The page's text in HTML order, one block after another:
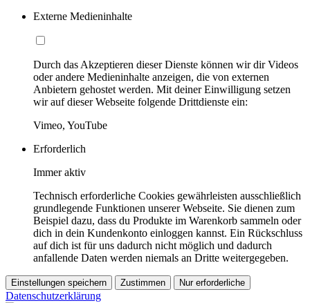
Externe Medieninhalte
Durch das Akzeptieren dieser Dienste können wir dir Videos
oder andere Medieninhalte anzeigen, die von externen
Anbietern gehostet werden. Mit deiner Einwilligung setzen
wir auf dieser Webseite folgende Drittdienste ein:
Vimeo, YouTube
Erforderlich
Immer aktiv
Technisch erforderliche Cookies gewährleisten ausschließlich
grundlegende Funktionen unserer Webseite. Sie dienen zum
Beispiel dazu, dass du Produkte im Warenkorb sammeln oder
dich in dein Kundenkonto einloggen kannst. Ein Rückschluss
auf dich ist für uns dadurch nicht möglich und dadurch
anfallende Daten werden niemals an Dritte weitergegeben.
Einstellungen speichern Zustimmen Nur erforderliche
Datenschutzerklärung